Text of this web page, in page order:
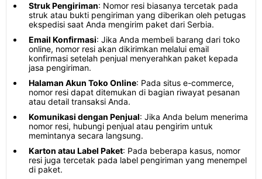
Struk Pengiriman: Nomor resi biasanya tercetak pada
struk atau bukti pengiriman yang diberikan oleh petugas
ekspedisi saat Anda mengirim paket dari Serbia.
Email Konfirmasi: Jika Anda membeli barang dari toko
online, nomor resi akan dikirimkan melalui email
konfirmasi setelah penjual menyerahkan paket kepada
jasa pengiriman.
Halaman Akun Toko Online: Pada situs e-commerce,
nomor resi dapat ditemukan di bagian riwayat pesanan
atau detail transaksi Anda.
Komunikasi dengan Penjual: Jika Anda belum menerima
nomor resi, hubungi penjual atau pengirim untuk
memintanya secara langsung.
Karton atau Label Paket: Pada beberapa kasus, nomor
resi juga tercetak pada label pengiriman yang menempel
di paket.